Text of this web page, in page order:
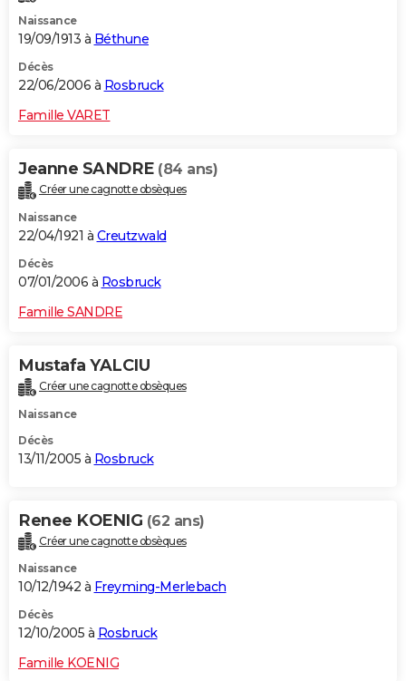
Naissance
19/09/1913 à Béthune
Décès
22/06/2006 à Rosbruck
Famille VARET
Jeanne SANDRE (84 ans)
Créer une cagnotte obsèques
Naissance
22/04/1921 à Creutzwald
Décès
07/01/2006 à Rosbruck
Famille SANDRE
Mustafa YALCIU
Créer une cagnotte obsèques
Naissance
Décès
13/11/2005 à Rosbruck
Renee KOENIG (62 ans)
Créer une cagnotte obsèques
Naissance
10/12/1942 à Freyming-Merlebach
Décès
12/10/2005 à Rosbruck
Famille KOENIG